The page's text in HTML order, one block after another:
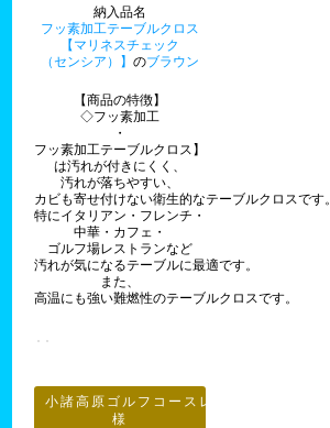
納入品名
フッ素加工テーブルクロス
【マリネスチェック
（センシア）】のブラウン
【商品の特徴】
◇フッ素加工
・
フッ素加工テーブルクロス】
は汚れが付きにくく、
汚れが落ちやすい、
カビも寄せ付けない衛生的なテーブルクロスです。
特にイタリアン・フレンチ・
中華・カフェ・
ゴルフ場レストランなど
汚れが気になるテーブルに最適です。
また、
高温にも強い難燃性のテーブルクロスです。
小諸高原ゴルフコースレストラン
様